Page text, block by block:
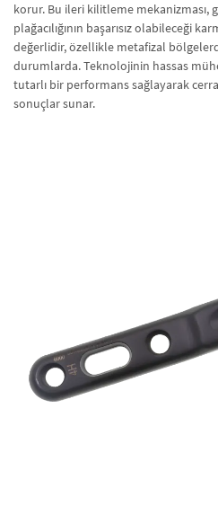
korur. Bu ileri kilitleme mekanizması,
plağacılığının başarısız olabileceği
değerlidir, özellikle metafizal
durumlarda. Teknolojinin hassas
tutarlı bir performans sağlayarak
sonuçlar sunar.